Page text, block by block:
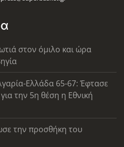
στον όμιλο και ώρα
Ελλάδα 65-67: Έφτασε
την 5η θέση η Εθνική
την προσθήκη του